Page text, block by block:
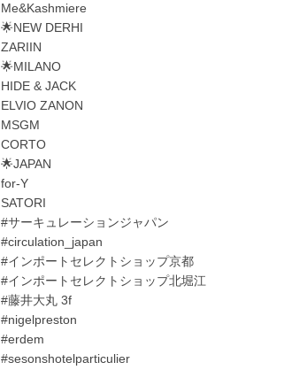
Me&Kashmiere
🌟NEW DERHI
ZARIIN
🌟MILANO
HIDE & JACK
ELVIO ZANON
MSGM
CORTO
🌟JAPAN
for-Y
SATORI
#サーキュレーションジャパン
#circulation_japan
#インポートセレクトショップ京都
#インポートセレクトショップ北堀江
#藤井大丸 3f
#nigelpreston
#erdem
#sesonshotelparticulier